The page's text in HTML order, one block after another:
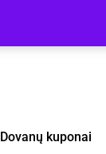
Dovanų kuponai